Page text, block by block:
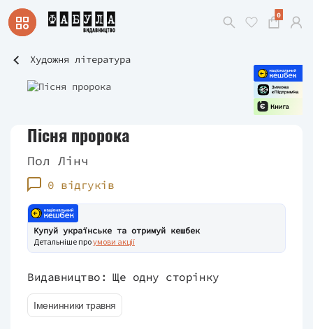
0
Художня література
Пісня пророка
Пол Лінч
0 відгуків
Купуй українське та отримуй кешбек
Детальніше проумови акції
Видавництво: Ще одну сторінку
Іменинники травня